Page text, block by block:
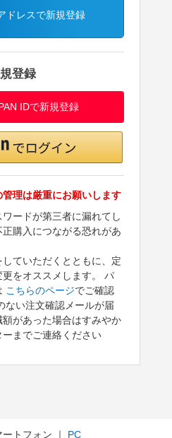
ドレスで新規登録
登録
IDで新規登録
理は厳重にお願いします
ードが第三者に漏れてし
購入につながる恐れがあ
ていただくとともに、定
をオススメします。 パ
こちらのページでご確認
ない注文確認メールが届
があった場合はすみやか
までご連絡ください
トフォン ｜ PC